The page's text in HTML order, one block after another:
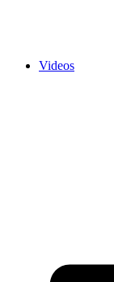
Videos